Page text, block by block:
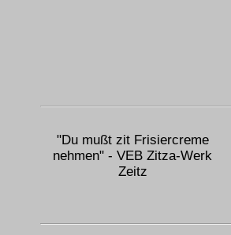
"Du mußt zit Frisiercreme
nehmen" - VEB Zitza-Werk
Zeitz